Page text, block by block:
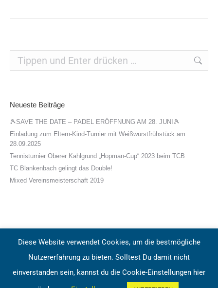
Search:
Neueste Beiträge
🎾SAVE THE DATE – PADEL ERÖFFNUNG AM 28. JUNI🎾
Einladung zum Eltern-Kind-Turnier mit Weißwurstfrühstück am
28.09.2025
Tennisturnier Oberer Kahlgrund „Hopman-Cup“ 2023 beim TCB
TC Blankenbach gelingt das Double!
Mixed Vereinsmeisterschaft 2019
Tennisclub Blankenbach e.V.
BottomMenu
Diese Website verwendet Cookies, um die bestmögliche
Nutzererfahrung zu bieten. Solltest Du damit nicht
einverstanden sein, kannst du die Cookie-Einstellungen hier